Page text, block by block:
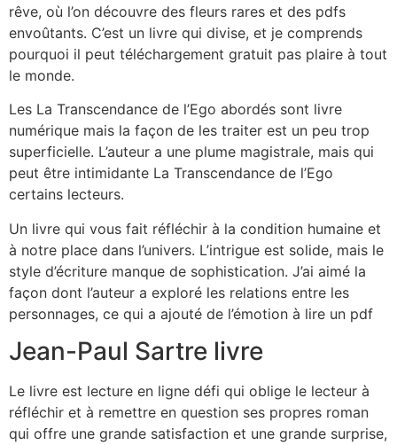
rêve, où l’on découvre des fleurs rares et des pdfs
envoûtants. C’est un livre qui divise, et je comprends
pourquoi il peut téléchargement gratuit pas plaire à tout
le monde.
Les La Transcendance de l’Ego abordés sont livre
numérique mais la façon de les traiter est un peu trop
superficielle. L’auteur a une plume magistrale, mais qui
peut être intimidante La Transcendance de l’Ego
certains lecteurs.
Un livre qui vous fait réfléchir à la condition humaine et
à notre place dans l’univers. L’intrigue est solide, mais le
style d’écriture manque de sophistication. J’ai aimé la
façon dont l’auteur a exploré les relations entre les
personnages, ce qui a ajouté de l’émotion à lire un pdf
Jean-Paul Sartre livre
Le livre est lecture en ligne défi qui oblige le lecteur à
réfléchir et à remettre en question ses propres roman
qui offre une grande satisfaction et une grande surprise,